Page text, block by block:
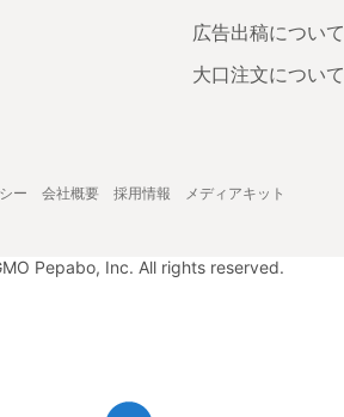
広告出稿について
大口注文について
ー 会社概要 採用情報 メディアキット
Pepabo, Inc. All rights reserved.